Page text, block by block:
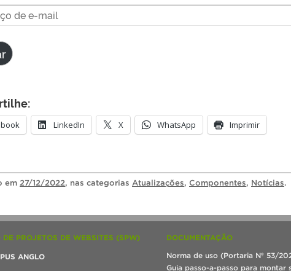
LinkedIn X WhatsApp Imprimir
em 27/12/2022, nas categorias Atualizações, Componentes, Notícias.
DE PROJETOS DE WEBSITES (SPW)
ANGLO
DOCUMENTAÇÃO
Norma de uso (Portaria Nº 53/
Guia passo-a-passo para montar